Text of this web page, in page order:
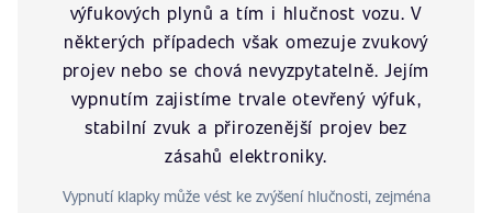
výfukových plynů a tím i hlučnost vozu. V
některých případech však omezuje zvukový
projev nebo se chová nevyzpytatelně. Jejím
vypnutím zajistíme trvale otevřený výfuk,
stabilní zvuk a přirozenější projev bez
zásahů elektroniky.
Vypnutí klapky může vést ke zvýšení hlučnosti, zejména